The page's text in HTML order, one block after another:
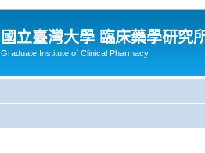
國立臺灣大學 臨床藥學研究
Graduate Institute of Clinical Pharmacy